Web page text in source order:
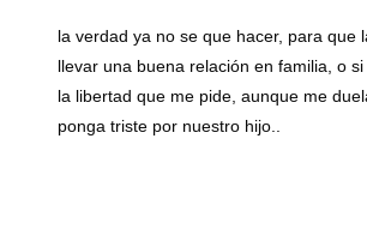
la verdad ya no se que hacer, para que
llevar una buena relación en familia, o
la libertad que me pide, aunque me
ponga triste por nuestro hijo..